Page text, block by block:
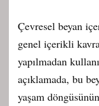
Çevresel beyan
genel içerikli
yapılmadan
açıklamada, bu
yaşam